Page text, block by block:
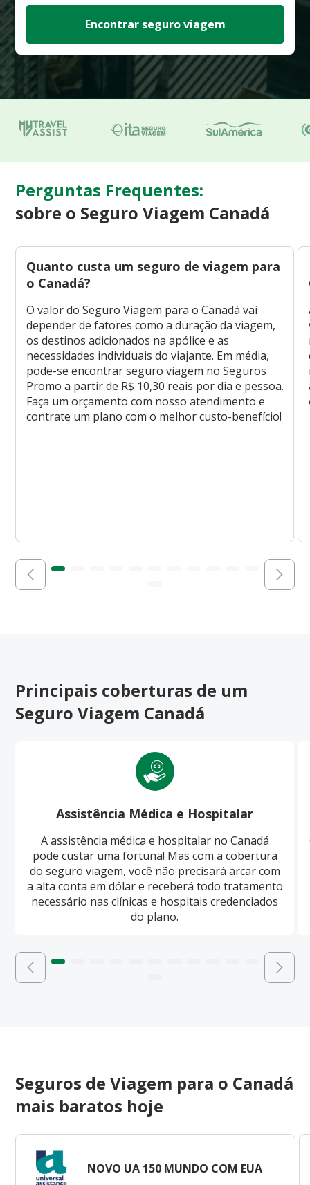
Encontrar seguro viagem
Perguntas Frequentes:
sobre o Seguro Viagem Canadá
Quanto custa um seguro de viagem para
o Canadá?
O valor do Seguro Viagem para o Canadá vai
depender de fatores como a duração da viagem,
os destinos adicionados na apólice e as
necessidades individuais do viajante. Em média,
pode-se encontrar seguro viagem no Seguros
Promo a partir de R$ 10,30 reais por dia e pessoa.
Faça um orçamento com nosso atendimento e
contrate um plano com o melhor custo-benefício!
Principais coberturas de um
Seguro Viagem Canadá
Assistência Médica e Hospitalar
A assistência médica e hospitalar no Canadá
pode custar uma fortuna! Mas com a cobertura
do seguro viagem, você não precisará arcar com
a alta conta em dólar e receberá todo tratamento
necessário nas clínicas e hospitais credenciados
do plano.
Seguros de Viagem para o Canadá
mais baratos hoje
NOVO UA 150 MUNDO COM EUA